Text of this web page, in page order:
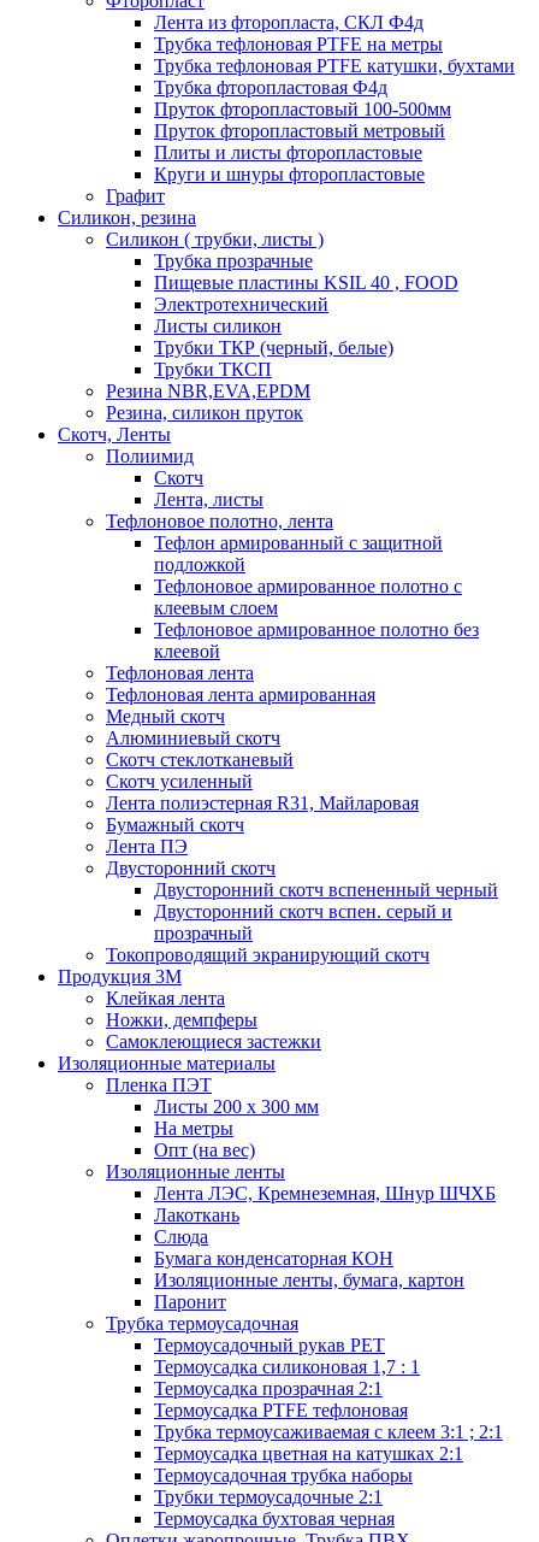
Лента из фторопласта, СКЛ Ф4д
Трубка тефлоновая PTFE на метры
Трубка тефлоновая PTFE катушки, бухтами
Трубка фторопластовая Ф4д
Пруток фторопластовый 100-500мм
Пруток фторопластовый метровый
Плиты и листы фторопластовые
Круги и шнуры фторопластовые
Графит
Силикон, резина
Силикон ( трубки, листы )
Трубка прозрачные
Пищевые пластины KSIL 40 , FOOD
Электротехнический
Листы силикон
Трубки ТКР (черный, белые)
Трубки ТКСП
Резина NBR,EVA,EPDM
Резина, силикон пруток
Скотч, Ленты
Полиимид
Скотч
Лента, листы
Тефлоновое полотно, лента
Тефлон армированный с защитной
подложкой
Тефлоновое армированное полотно с
клеевым слоем
Тефлоновое армированное полотно без
клеевой
Тефлоновая лента
Тефлоновая лента армированная
Медный скотч
Алюминиевый скотч
Скотч стеклотканевый
Скотч усиленный
Лента полиэстерная R31, Майларовая
Бумажный скотч
Лента ПЭ
Двусторонний скотч
Двусторонний скотч вспененный черный
Двусторонний скотч вспен. серый и
прозрачный
Токопроводящий экранирующий скотч
Продукция 3M
Клейкая лента
Ножки, демпферы
Самоклеющиеся застежки
Изоляционные материалы
Пленка ПЭТ
Листы 200 х 300 мм
На метры
Опт (на вес)
Изоляционные ленты
Лента ЛЭС, Кремнеземная, Шнур ШЧХБ
Лакоткань
Слюда
Бумага конденсаторная КОН
Изоляционные ленты, бумага, картон
Паронит
Трубка термоусадочная
Термоусадочный рукав PET
Термоусадка силиконовая 1,7 : 1
Термоусадка прозрачная 2:1
Термоусадка PTFE тефлоновая
Трубка термоусаживаемая с клеем 3:1 ; 2:1
Термоусадка цветная на катушках 2:1
Термоусадочная трубка наборы
Трубки термоусадочные 2:1
Термоусадка бухтовая черная